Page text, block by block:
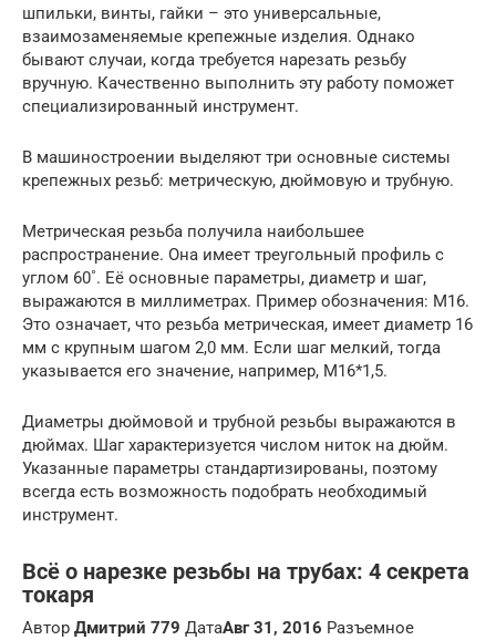
шпильки, винты, гайки – это универсальные,
взаимозаменяемые крепежные изделия. Однако
бывают случаи, когда требуется нарезать резьбу
вручную. Качественно выполнить эту работу поможет
специализированный инструмент.
В машиностроении выделяют три основные системы
крепежных резьб: метрическую, дюймовую и трубную.
Метрическая резьба получила наибольшее
распространение. Она имеет треугольный профиль с
углом 60˚. Её основные параметры, диаметр и шаг,
выражаются в миллиметрах. Пример обозначения: М16.
Это означает, что резьба метрическая, имеет диаметр 16
мм с крупным шагом 2,0 мм. Если шаг мелкий, тогда
указывается его значение, например, М16*1,5.
Диаметры дюймовой и трубной резьбы выражаются в
дюймах. Шаг характеризуется числом ниток на дюйм.
Указанные параметры стандартизированы, поэтому
всегда есть возможность подобрать необходимый
инструмент.
Всё о нарезке резьбы на трубах: 4 секрета
токаря
Автор Дмитрий 779 ДатаАвг 31, 2016 Разъемное